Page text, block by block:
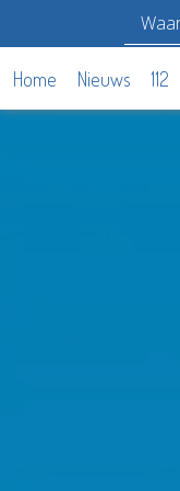
Home Nieuws 112